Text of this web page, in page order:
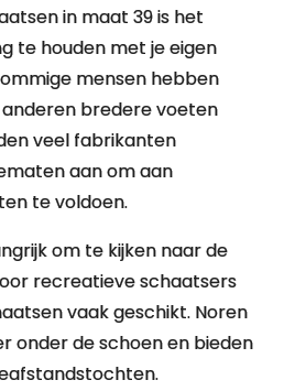
in maat 39 is het
te houden met je eigen
mensen hebben
bredere voeten
veel fabrikanten
aan om aan
te voldoen.
om te kijken naar de
recreatieve schaatsers
vaak geschikt. Noren
onder de schoen en bieden